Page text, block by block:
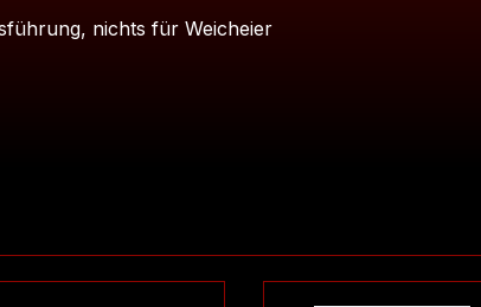
nichts für Weicheier